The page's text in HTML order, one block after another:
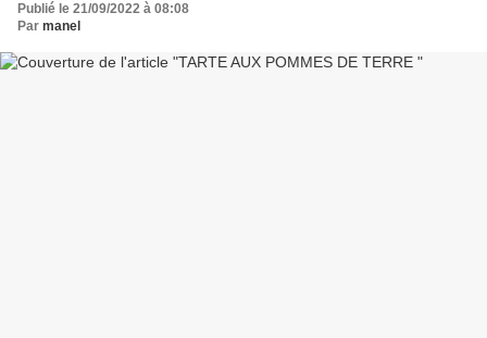
Publié le 21/09/2022 à 08:08
Par manel